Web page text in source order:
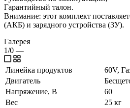
Гарантийный талон.
Внимание: этот комплект
(АКБ) и зарядного устройства (ЗУ).
Галерея
1/0 —
Линейка продуктов
60V,
Двигатель
Напряжение, В
60
Вес
25 кг